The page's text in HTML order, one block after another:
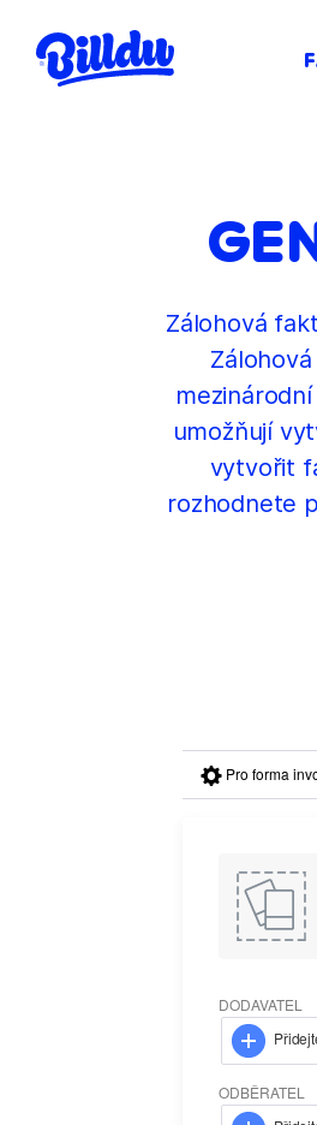
Zálohová
umožňují
vytvořit
rozhodnete
Pro forma
DODAVATEL
ODBĚRATEL